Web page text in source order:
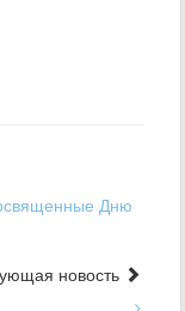
Дню
новость